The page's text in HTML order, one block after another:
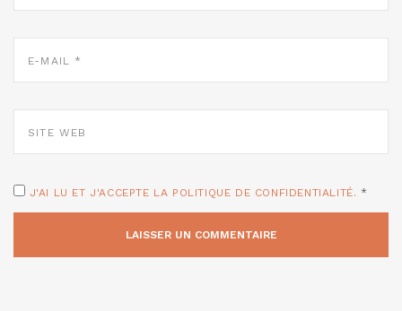
MAIL
WEB
J'AI LU ET J'ACCEPTE LA POLITIQUE DE CONFIDENTIALITÉ. *